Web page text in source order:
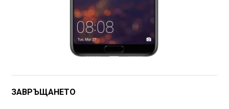
ЗАВРЪЩАНЕТО